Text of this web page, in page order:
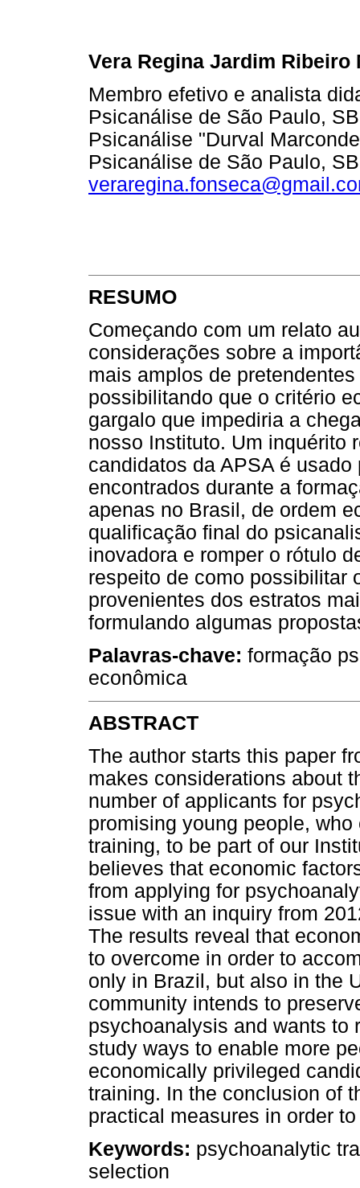
Vera Regina Jardim Ribeiro
Membro efetivo e analista
Psicanálise de São Paulo,
Psicanálise "Durval
Psicanálise de São Paulo,
RESUMO
Começando com um relato
considerações sobre a
mais amplos de
possibilitando que o critério
gargalo que impediria a
nosso Instituto. Um inquérito
candidatos da APSA é
encontrados durante a
apenas no Brasil, de ordem
qualificação final do
inovadora e romper o rótulo
respeito de como possibilitar
provenientes dos estratos
formulando algumas
Palavras-chave: formação
econômica
ABSTRACT
The author starts this paper
makes considerations about
number of applicants for
promising young people,
training, to be part of our
believes that economic
from applying for
issue with an inquiry from
The results reveal that
to overcome in order to
only in Brazil, but also in the
community intends to
psychoanalysis and wants to
study ways to enable more
economically privileged
training. In the conclusion of
practical measures in order
Keywords: psychoanalytic
selection